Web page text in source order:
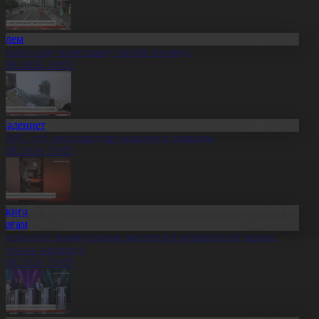
кіру және шығу тәртібі өзгереді
10:05
тегі миллиардтар бақылауға алынады
10:05
коммуналдық мекемелер күшейтілген жұмыс
көшірілді
10:05